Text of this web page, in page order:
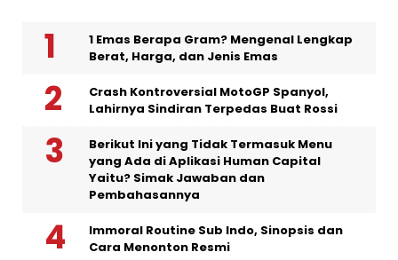
1 Emas Berapa Gram? Mengenal Lengkap
Berat, Harga, dan Jenis Emas
Crash Kontroversial MotoGP Spanyol,
Lahirnya Sindiran Terpedas Buat Rossi
Berikut Ini yang Tidak Termasuk Menu
yang Ada di Aplikasi Human Capital
Yaitu? Simak Jawaban dan
Pembahasannya
Immoral Routine Sub Indo, Sinopsis dan
Cara Menonton Resmi